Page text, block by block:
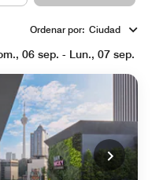
Ordenar por: Ciudad
06 sep. - Lun., 07 sep.